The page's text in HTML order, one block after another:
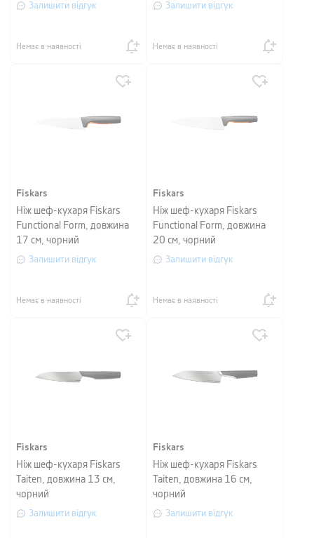
Залишити відгук
Немає в наявності
Залишити відгук
Немає в наявності
Fiskars
Ніж шеф-кухаря Fiskars
Functional Form, довжина
17 см, чорний
Залишити відгук
Немає в наявності
Fiskars
Ніж шеф-кухаря Fiskars
Functional Form, довжина
20 см, чорний
Залишити відгук
Немає в наявності
Fiskars
Ніж шеф-кухаря Fiskars
Taiten, довжина 13 см,
чорний
Залишити відгук
Fiskars
Ніж шеф-кухаря Fiskars
Taiten, довжина 16 см,
чорний
Залишити відгук